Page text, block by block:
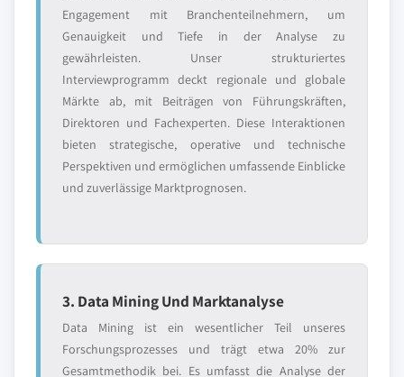
Engagement mit Branchenteilnehmern, um
Genauigkeit und Tiefe in der Analyse zu
gewährleisten. Unser strukturiertes
Interviewprogramm deckt regionale und globale
Märkte ab, mit Beiträgen von Führungskräften,
Direktoren und Fachexperten. Diese Interaktionen
bieten strategische, operative und technische
Perspektiven und ermöglichen umfassende Einblicke
und zuverlässige Marktprognosen.
3. Data Mining Und Marktanalyse
Data Mining ist ein wesentlicher Teil unseres
Forschungsprozesses und trägt etwa 20% zur
Gesamtmethodik bei. Es umfasst die Analyse der